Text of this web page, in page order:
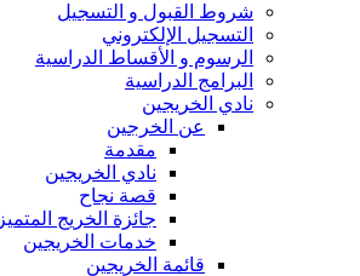
شروط القبول و التسجيل
التسجيل الإلكتروني
الرسوم و الأقساط الدراسية
البرامج الدراسية
نادي الخريجين
عن الخرجين
مقدمة
نادي الخريجين
قصة نجاح
جائزة الخريج المتميز
خدمات الخريجين
قائمة الخريجين